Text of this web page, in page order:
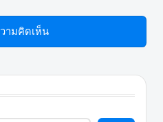
ามคิดเห็น